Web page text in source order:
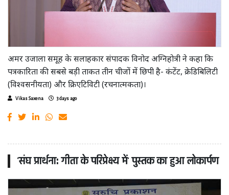
अमर उजाला समूह के सलाहकार संपादक विनोद अग्निहोत्री ने कहा कि
पत्रकारिता की सबसे बड़ी ताकत तीन चीजों में छिपी है- कंटेंट, क्रेडिबिलिटी
(विश्वसनीयता) और क्रिएटिविटी (रचनात्मकता)।
Vikas Saxena 3 days ago
'संघ प्रार्थना: गीता के परिप्रेक्ष्य में' पुस्तक का हुआ लोकार्पण